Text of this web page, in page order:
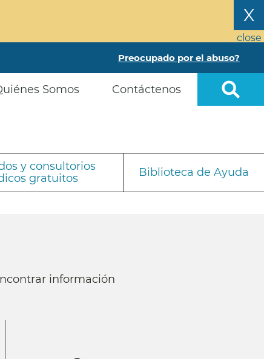
X
close
Preocupado por el abuso?
Somos Contáctenos
y consultorios
gratuitos
Biblioteca de Ayuda
información